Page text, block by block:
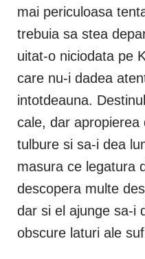
mai periculoasa
trebuia sa stea
uitat-o niciodata pe
care nu-i dadea
intotdeauna.
cale, dar apropierea
tulbure si sa-i dea
masura ce legatura
descopera multe
dar si el ajunge sa-i
obscure laturi ale